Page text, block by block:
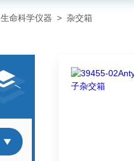
生命科学仪器 > 杂交箱